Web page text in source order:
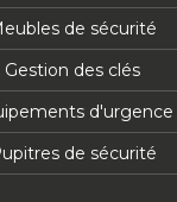
de sécurité
Gestion des clés
d'urgence
de sécurité